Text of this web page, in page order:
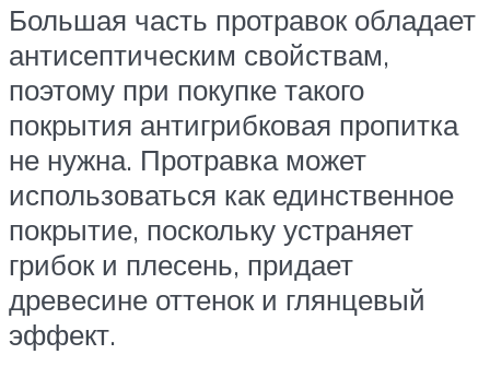
Большая часть протравок обладает
антисептическим свойствам,
поэтому при покупке такого
покрытия антигрибковая пропитка
не нужна. Протравка может
использоваться как единственное
покрытие, поскольку устраняет
грибок и плесень, придает
древесине оттенок и глянцевый
эффект.